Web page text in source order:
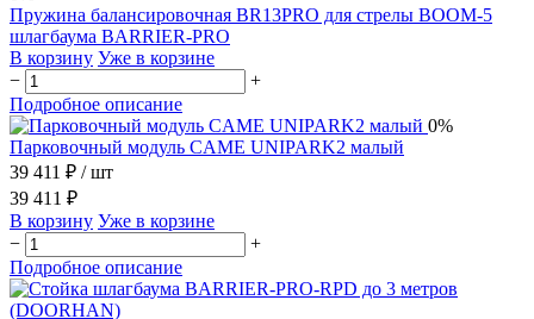
Пружина балансировочная BR13PRO для стрелы BOOM-5
шлагбаума BARRIER-PRO
В корзину Уже в корзине
−
+
Подробное описание
0%
Парковочный модуль CAME UNIPARK2 малый
39 411 ₽ / шт
39 411 ₽
В корзину Уже в корзине
−
+
Подробное описание